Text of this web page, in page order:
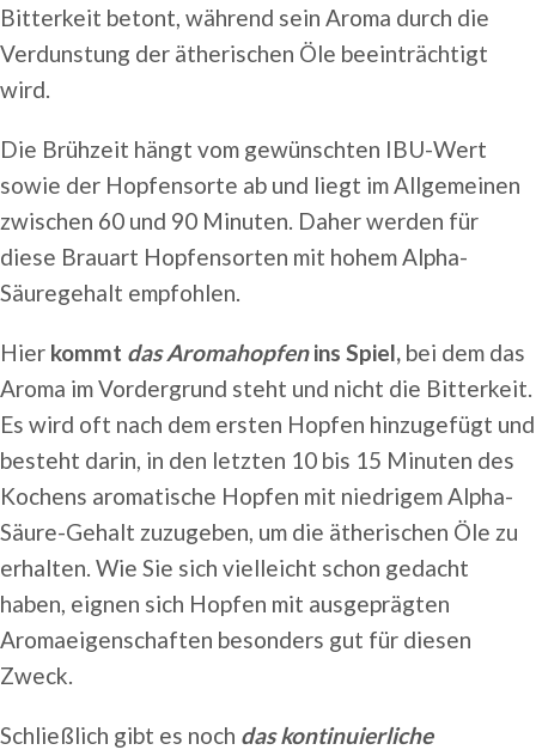
Bitterkeit betont, während sein Aroma durch die
Verdunstung der ätherischen Öle beeinträchtigt
wird.
Die Brühzeit hängt vom gewünschten IBU-Wert
sowie der Hopfensorte ab und liegt im Allgemeinen
zwischen 60 und 90 Minuten. Daher werden für
diese Brauart Hopfensorten mit hohem Alpha-
Säuregehalt empfohlen.
Hier kommt das Aromahopfenins Spiel, bei dem das
Aroma im Vordergrund steht und nicht die Bitterkeit.
Es wird oft nach dem ersten Hopfen hinzugefügt und
besteht darin, in den letzten 10 bis 15 Minuten des
Kochens aromatische Hopfen mit niedrigem Alpha-
Säure-Gehalt zuzugeben, um die ätherischen Öle zu
erhalten. Wie Sie sich vielleicht schon gedacht
haben, eignen sich Hopfen mit ausgeprägten
Aromaeigenschaften besonders gut für diesen
Zweck.
Schließlich gibt es noch das kontinuierliche